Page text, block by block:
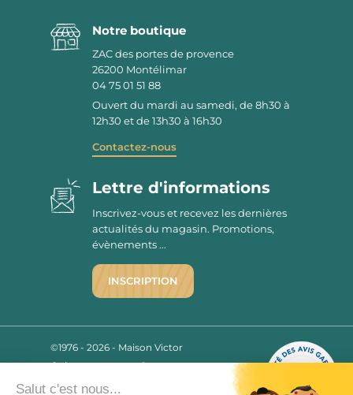
Notre boutique
ZAC des portes de provence
26200 Montélimar
04 75 01 51 88
Ouvert du mardi au samedi, de 8h30 à
12h30 et de 13h30 à 16h30
Contactez-nous
2780 AVIS
Lettre d'informations
Inscrivez-vous et recevez les dernières
actualités du magasin. Promotions,
évènements ...
INSCRIPTION
©1976 - 2026 - Maison Victor
Qui sommes-nous ?
Mentions légales
Salut c'est nous...